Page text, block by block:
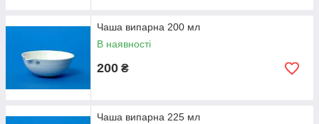
Чаша випарна 200 мл
В наявності
200 ₴
Чаша випарна 225 мл